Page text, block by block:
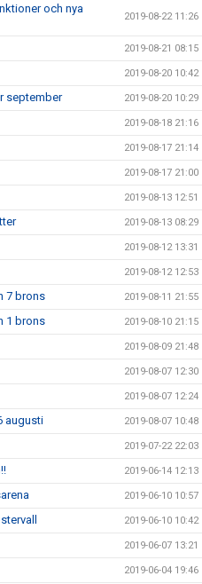
och nya
2019-08-22 11:26
2019-08-21 08:15
2019-08-20 10:42
september 2019-08-20 10:29
2019-08-18 21:16
2019-08-17 21:14
2019-08-17 21:00
2019-08-13 12:51
2019-08-13 08:29
2019-08-12 13:31
2019-08-12 12:53
7 brons 2019-08-11 21:55
1 brons 2019-08-10 21:15
2019-08-09 21:48
2019-08-07 12:30
2019-08-07 12:24
augusti 2019-08-07 10:48
2019-07-22 22:03
2019-06-14 12:13
2019-06-10 10:57
2019-06-10 10:42
2019-06-07 13:21
2019-06-04 19:46